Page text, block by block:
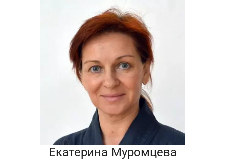
Екатерина Муромцева